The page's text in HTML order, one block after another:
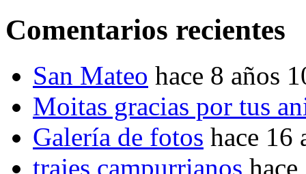
Comentarios recientes
San Mateo hace 8 años
Moitas gracias por tus
Galería de fotos hace 16
trajes campurrianos